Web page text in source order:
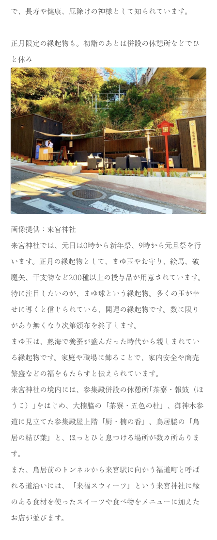
で、長寿や健康、厄除けの神様として知られています。
正月限定の縁起物も。初詣のあとは併設の休憩所などでひ
と休み
画像提供：來宮神社
来宮神社では、元日は0時から新年祭、9時から元旦祭を行
います。正月の縁起物として、まゆ玉やお守り、絵馬、破
魔矢、干支物など200種以上の授与品が用意されています。
特に注目したいのが、まゆ球という縁起物。多くの玉が幸
せに導くと信じられている、開運の縁起物です。数に限り
があり無くなり次第頒布を終了します。
まゆ玉は、熱海で養蚕が盛んだった時代から親しまれてい
る縁起物です。家庭や職場に飾ることで、家内安全や商売
繁盛などの福をもたらすと伝えられています。
来宮神社の境内には、参集殿併設の休憩所｢茶寮・報鼓（ほ
うこ）｣をはじめ、大楠脇の「茶寮・五色の杜」、御神木参
道に見立てた参集殿屋上階「厨・楠の香」、鳥居脇の「鳥
居の結び葉」と、ほっとひと息つける場所が数カ所ありま
す。
また、鳥居前のトンネルから来宮駅に向かう福道町と呼ば
れる道沿いには、「来福スウィーツ」という来宮神社に縁
のある食材を使ったスイーツや食べ物をメニューに加えた
お店が並びます。